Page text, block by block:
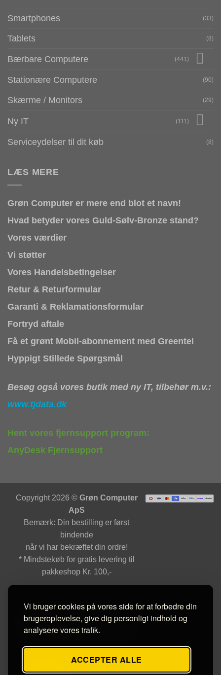
Vi bruger cookies på vores side for at forbedre din
brugeroplevelse, give dig personligt indhold og
analysere vores trafik.
ACCEPTER ALLE
Smartphones (33)
Tablets (8)
Bærbare Computere (441)
Stationære Computere (90)
Skærme / Monitors (29)
Ny IT (111)
Serviceydelser til dit køb (8)
LÆS MERE
Grøn Computer er mere end blot et navn!
Hvad betyder vores Guld-Sølv-Bronze stand?
Vores værdier
Vi støtter
Vores Handelsbetingelser
Retur & Returformular
Garanti & Reklamationsformular
Fortryd aftale
Få et grønt Mobil-abonnement med Greentel
Hyppigt Stillede Spørgsmål
Besøg også vores butik med ny IT, tilbehør m.v.:
www.tjdata.dk
Hent vores fjernsupport program:
AnyDesk Fjernsupport
Copyright 2026 © Grøn Computer
ApS
Bemærk: Din bestilling er først
bindende
når vi har bekræftet din ordre!
* Mindstekøb for gratis levering til
pakkeshop Kr. 100,-